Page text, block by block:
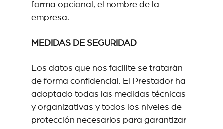
forma opcional, el nombre de la
empresa.
MEDIDAS DE SEGURIDAD
Los datos que nos facilite se tratarán
de forma confidencial. El Prestador ha
adoptado todas las medidas técnicas
y organizativas y todos los niveles de
protección necesarios para garantizar